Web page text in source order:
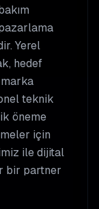
Yerel
hedef
teknik
öneme
için
ile dijital
bir partner